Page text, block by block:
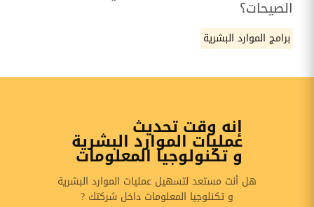
الصيحات؟
برامج الموارد البشرية
إنه وقت تحديث
عمليات الموارد البشرية
و تكنولوجيا المعلومات
هل أنت مستعد لتسهيل عمليات الموارد البشرية
و تكنلوجيا المعلومات داخل شركتك ?